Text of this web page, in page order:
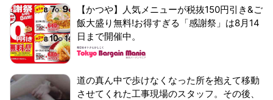
【かつや】人気メニューが税抜150円引き&ご
飯大盛り無料!お得すぎる「感謝祭」は8月14
日まで開催中。
道の真ん中で歩けなくなった所を抱えて移動
させてくれた工事現場のスタッフ。その後、